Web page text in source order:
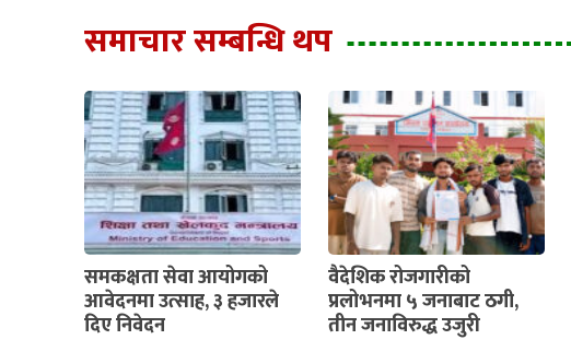
समाचार सम्बन्धि थप
समकक्षता सेवा आयोगको
आवेदनमा उत्साह, ३ हजारले
दिए निवेदन
वैदेशिक रोजगारीको
प्रलोभनमा ५ जनाबाट ठगी,
तीन जनाविरुद्ध उजुरी